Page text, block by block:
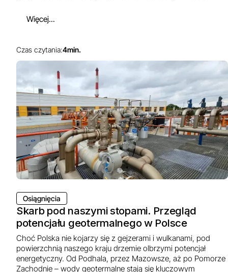
Więcej...
Czas czytania:4min.
Osiągnięcia
Skarb pod naszymi stopami. Przegląd
potencjału geotermalnego w Polsce
Choć Polska nie kojarzy się z gejzerami i wulkanami, pod
powierzchnią naszego kraju drzemie olbrzymi potencjał
energetyczny. Od Podhala, przez Mazowsze, aż po Pomorze
Zachodnie – wody geotermalne stają się kluczowym